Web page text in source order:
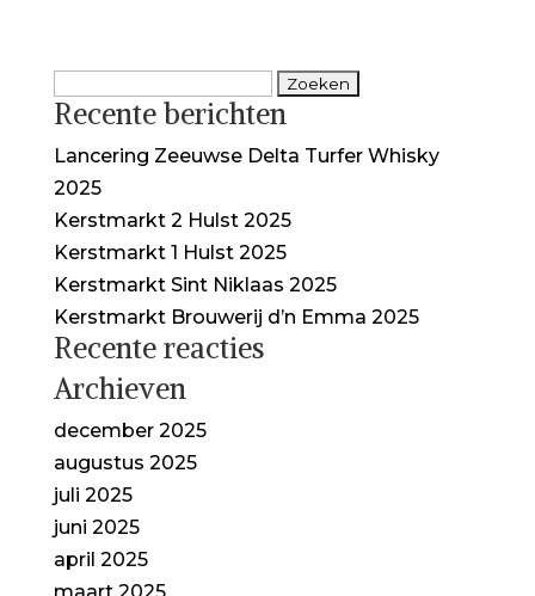
naar:
Recente berichten
Lancering Zeeuwse Delta Turfer Whisky
2025
Kerstmarkt 2 Hulst 2025
Kerstmarkt 1 Hulst 2025
Kerstmarkt Sint Niklaas 2025
Kerstmarkt Brouwerij d’n Emma 2025
Recente reacties
Archieven
december 2025
augustus 2025
juli 2025
juni 2025
april 2025